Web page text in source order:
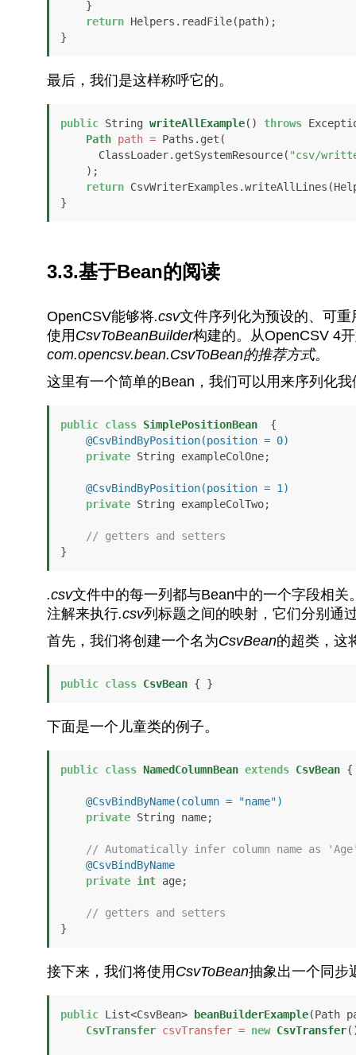
return Helpers.readFile(path);
}
最后，我们是这样称呼它的。
public String writeAllExample() throws
Path path = Paths.get(
      ClassLoader.getSystemResource(
"csv/
return
}
3.3.基于Bean的阅读
OpenCSV能够将.csv文件序列化为预设的、可
使用 CsvToBeanBuilder构建的。从OpenCSV 4
com.opencsv.bean.CsvToBean的推荐方式。
这里有一个简单的Bean，我们可以用来序列化
public class SimplePositionBean
  {
@CsvBindByPosition(position = 0)
private String exampleColOne;
@CsvBindByPosition(position = 1)
private String exampleColTwo;
// getters and setters
.csv文件中的每一列都与Bean中的一个字段相关
注解来执行.csv列标题之间的映射，它们分别通
首先，我们将创建一个名为CsvBean的超类，这
public class CsvBean { }
下面是一个儿童类的例子。
public class NamedColumnBean extends CsvBean {
@CsvBindByName(column = "name")
private String name;
// Automatically infer column name as
@CsvBindByName
private int age;
// getters and setters
}
接下来，我们将使用 CsvToBean抽象出一个同步
public List<CsvBean> beanBuilderExample(Path
CsvTransfer csvTransfer = new CsvTransfer